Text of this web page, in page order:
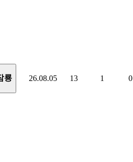
룡 26.08.05 13 1 0